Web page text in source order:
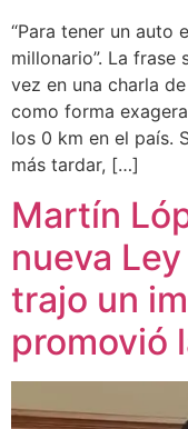
“Para tener un auto
millonario”. La frase
vez en una charla
como forma
los 0 km en el país.
más tardar, […]
Martín
nueva
trajo un
promovió